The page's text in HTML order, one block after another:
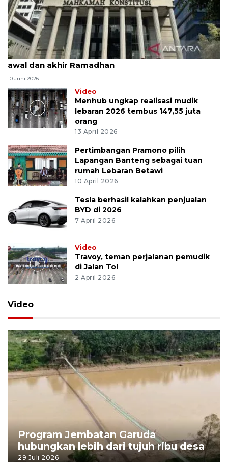
MK uji materi UU Peradilan Agama perihal isbat
awal dan akhir Ramadhan
10 Juni 2026
Video
Menhub ungkap realisasi mudik
lebaran 2026 tembus 147,55 juta
orang
13 April 2026
Pertimbangan Pramono pilih
Lapangan Banteng sebagai tuan
rumah Lebaran Betawi
10 April 2026
Tesla berhasil kalahkan penjualan
BYD di 2026
7 April 2026
Video
Travoy, teman perjalanan pemudik
di Jalan Tol
2 April 2026
Video
Program Jembatan Garuda
hubungkan lebih dari tujuh ribu desa
29 Juli 2026